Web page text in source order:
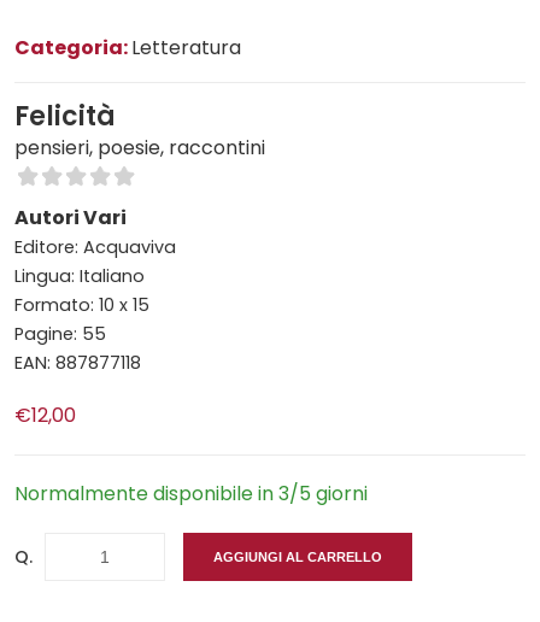
Categoria:Letteratura
Felicità
pensieri, poesie, raccontini
Autori Vari
Editore: Acquaviva
Lingua: Italiano
Formato: 10 x 15
Pagine: 55
EAN: 887877118
€12,00
Normalmente disponibile in 3/5 giorni
Q. AGGIUNGI AL CARRELLO